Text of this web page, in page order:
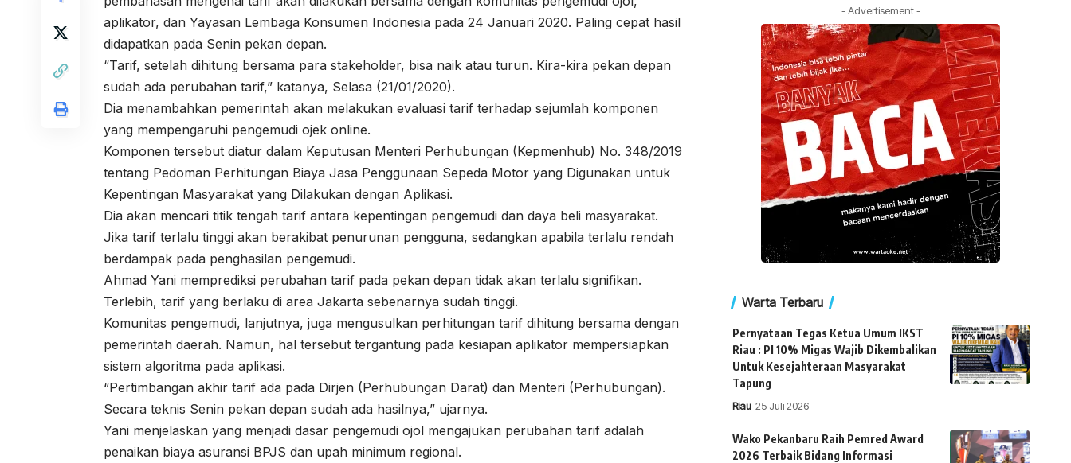
aplikator, dan Yayasan Lembaga Konsumen Indonesia pada 24 Januari 2020. Paling cepat hasil
didapatkan pada Senin pekan depan.
“Tarif, setelah dihitung bersama para stakeholder, bisa naik atau turun. Kira-kira pekan depan
sudah ada perubahan tarif,” katanya, Selasa (21/01/2020).
Dia menambahkan pemerintah akan melakukan evaluasi tarif terhadap sejumlah komponen
yang mempengaruhi pengemudi ojek online.
Komponen tersebut diatur dalam Keputusan Menteri Perhubungan (Kepmenhub) No. 348/2019
tentang Pedoman Perhitungan Biaya Jasa Penggunaan Sepeda Motor yang Digunakan untuk
Kepentingan Masyarakat yang Dilakukan dengan Aplikasi.
Dia akan mencari titik tengah tarif antara kepentingan pengemudi dan daya beli masyarakat.
Jika tarif terlalu tinggi akan berakibat penurunan pengguna, sedangkan apabila terlalu rendah
berdampak pada penghasilan pengemudi.
Ahmad Yani memprediksi perubahan tarif pada pekan depan tidak akan terlalu signifikan.
Terlebih, tarif yang berlaku di area Jakarta sebenarnya sudah tinggi.
Komunitas pengemudi, lanjutnya, juga mengusulkan perhitungan tarif dihitung bersama dengan
pemerintah daerah. Namun, hal tersebut tergantung pada kesiapan aplikator mempersiapkan
sistem algoritma pada aplikasi.
“Pertimbangan akhir tarif ada pada Dirjen (Perhubungan Darat) dan Menteri (Perhubungan).
Secara teknis Senin pekan depan sudah ada hasilnya,” ujarnya.
Yani menjelaskan yang menjadi dasar pengemudi ojol mengajukan perubahan tarif adalah
penaikan biaya asuransi BPJS dan upah minimum regional.
- Advertisement -
Warta Terbaru
Pernyataan Tegas Ketua Umum IKST
Riau : PI 10% Migas Wajib Dikembalikan
Untuk Kesejahteraan Masyarakat
Tapung
Riau 25 Juli 2026
Wako Pekanbaru Raih Pemred Award
2026 Terbaik Bidang Informasi